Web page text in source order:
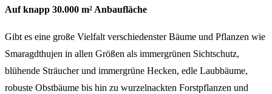
Auf knapp 30.000 m² Anbaufläche
Gibt es eine große Vielfalt verschiedenster Bäume und Pflanzen wie
Smaragdthujen in allen Größen als immergrünen Sichtschutz,
blühende Sträucher und immergrüne Hecken, edle Laubbäume,
robuste Obstbäume bis hin zu wurzelnackten Forstpflanzen und